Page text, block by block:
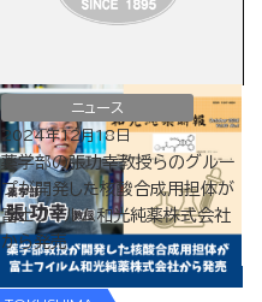
ニュース
2024年12月18日
薬学部の張功幸教授らのグルー
プが開発した核酸合成用担体が
富士フイルム和光純薬株式会社
から発売